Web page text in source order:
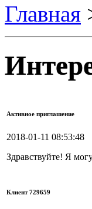
Главная
Активное приглашение
2018-01-11 08:53:48
Здравствуйте! Я
Клиент 729659